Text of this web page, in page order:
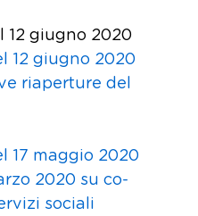
12 giugno 2020
12 giugno 2020
riaperture del
17 maggio 2020
2020 su co-
sociali